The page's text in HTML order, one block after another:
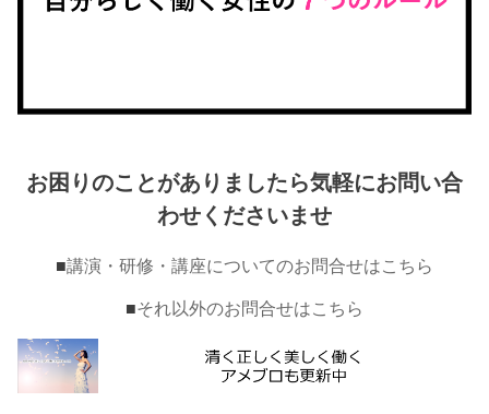
お困りのことがありましたら気軽にお問い合
わせくださいませ
■講演・研修・講座についてのお問合せはこちら
■それ以外のお問合せはこちら